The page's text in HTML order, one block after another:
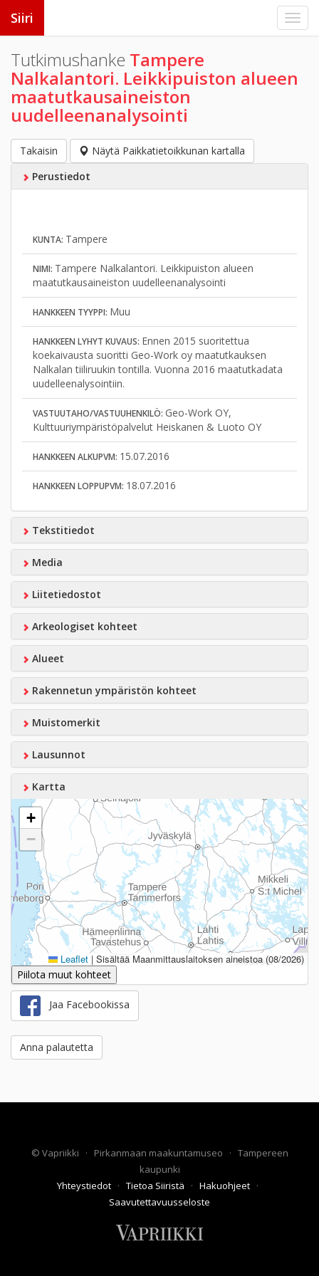
Siiri
Tutkimushanke Tampere
Nalkalantori. Leikkipuiston alueen
maatutkausaineiston
uudelleenanalysointi
Takaisin
Näytä Paikkatietoikkunan kartalla
Perustiedot
KUNTA: Tampere
NIMI: Tampere Nalkalantori. Leikkipuiston alueen
maatutkausaineiston uudelleenanalysointi
HANKKEEN TYYPPI: Muu
HANKKEEN LYHYT KUVAUS: Ennen 2015 suoritettua
koekaivausta suoritti Geo-Work oy maatutkauksen
Nalkalan tiiliruukin tontilla. Vuonna 2016 maatutkadata
uudelleenalysointiin.
VASTUUTAHO/VASTUUHENKILÖ: Geo-Work OY,
Kulttuuriympäristöpalvelut Heiskanen & Luoto OY
HANKKEEN ALKUPVM: 15.07.2016
HANKKEEN LOPPUPVM: 18.07.2016
Tekstitiedot
Media
Liitetiedostot
Arkeologiset kohteet
Alueet
Rakennetun ympäristön kohteet
Muistomerkit
Lausunnot
Kartta
+
−
Leaflet | Sisältää Maanmittauslaitoksen aineistoa (08/2026)
Piilota muut kohteet
Jaa Facebookissa
Anna palautetta
© Vapriikki · Pirkanmaan maakuntamuseo · Tampereen
kaupunki
Yhteystiedot · Tietoa Siiristä · Hakuohjeet ·
Saavutettavuusseloste